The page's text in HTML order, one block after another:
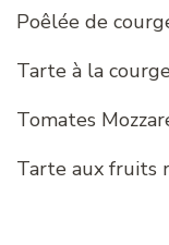
Poêlée de
Tarte à la
Tomates
Tarte aux fruits